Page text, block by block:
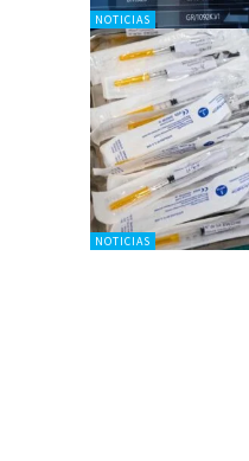
NOTICIAS
NOTICIAS